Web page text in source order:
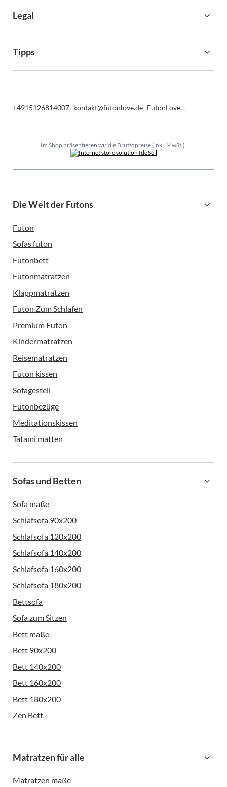
Legal
Tipps
+4915126814007 kontakt@futonlove.de FutonLove,,
Im Shop präsentieren wir die Bruttopreise (inkl. MwSt.).
Die Welt der Futons
Futon
Sofas futon
Futonbett
Futonmatratzen
Klappmatratzen
Futon Zum Schlafen
Premium Futon
Kindermatratzen
Reisematratzen
Futon kissen
Sofagestell
Futonbezüge
Meditationskissen
Tatami matten
Sofas und Betten
Sofa maße
Schlafsofa 90x200
Schlafsofa 120x200
Schlafsofa 140x200
Schlafsofa 160x200
Schlafsofa 180x200
Bettsofa
Sofa zum Sitzen
Bett maße
Bett 90x200
Bett 140x200
Bett 160x200
Bett 180x200
Zen Bett
Matratzen für alle
Matratzen maße